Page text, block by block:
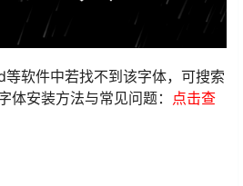
软件中若找不到该字体，可搜索
体安装方法与常见问题： 点击查